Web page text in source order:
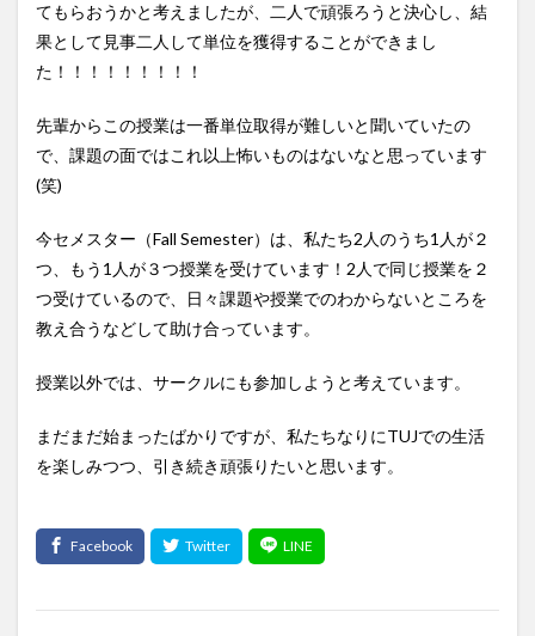
てもらおうかと考えましたが、二人で頑張ろうと決心し、結
果として見事二人して単位を獲得することができまし
た！！！！！！！！！
先輩からこの授業は一番単位取得が難しいと聞いていたの
で、課題の面ではこれ以上怖いものはないなと思っています
(笑)
今セメスター（Fall Semester）は、私たち2人のうち1人が２
つ、もう1人が３つ授業を受けています！2人で同じ授業を２
つ受けているので、日々課題や授業でのわからないところを
教え合うなどして助け合っています。
授業以外では、サークルにも参加しようと考えています。
まだまだ始まったばかりですが、私たちなりにTUJでの生活
を楽しみつつ、引き続き頑張りたいと思います。